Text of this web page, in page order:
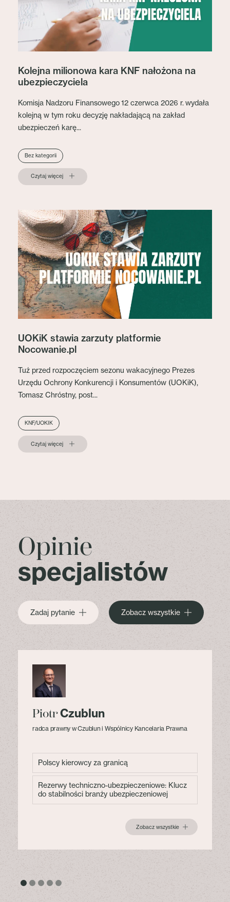
Kolejna milionowa kara KNF nałożona na
ubezpieczyciela
Komisja Nadzoru Finansowego 12 czerwca 2026 r. wydała
kolejną w tym roku decyzję nakładającą na zakład
ubezpieczeń karę...
Bez kategorii
Czytaj więcej
UOKiK stawia zarzuty platformie
Nocowanie.pl
Tuż przed rozpoczęciem sezonu wakacyjnego Prezes
Urzędu Ochrony Konkurencji i Konsumentów (UOKiK),
Tomasz Chróstny, post...
KNF/UOKIK
Czytaj więcej
Opinie
specjalistów
Zadaj pytanie Zobacz wszystkie
PiotrCzublun
radca prawny w Czublun i Wspólnicy Kancelaria Prawna
Polscy kierowcy za granicą
Rezerwy techniczno-ubezpieczeniowe: Klucz
do stabilności branży ubezpieczeniowej
Zobacz wszystkie